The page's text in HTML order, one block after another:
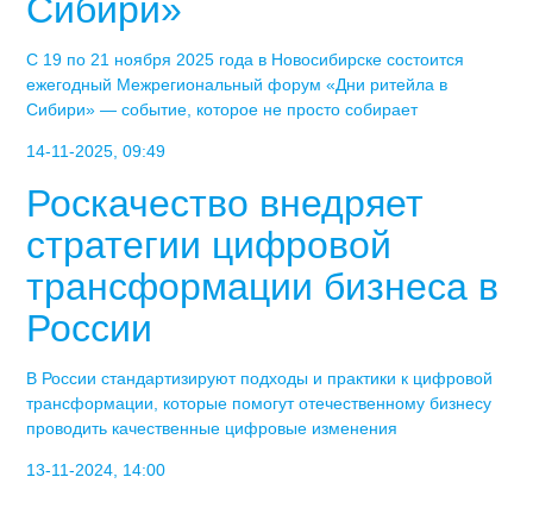
Сибири»
С 19 по 21 ноября 2025 года в Новосибирске состоится
ежегодный Межрегиональный форум «Дни ритейла в
Сибири» — событие, которое не просто собирает
14-11-2025, 09:49
Роскачество внедряет
стратегии цифровой
трансформации бизнеса в
России
В России стандартизируют подходы и практики к цифровой
трансформации, которые помогут отечественному бизнесу
проводить качественные цифровые изменения
13-11-2024, 14:00